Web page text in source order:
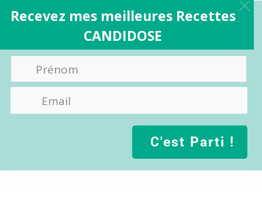
Recevez mes meilleures Recettes
CANDIDOSE
C'est Parti !